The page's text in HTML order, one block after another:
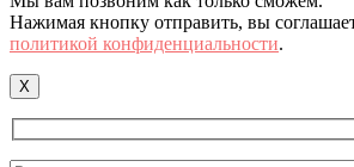
Нажимая кнопку отправить, вы
политикой конфиденциальности.
X